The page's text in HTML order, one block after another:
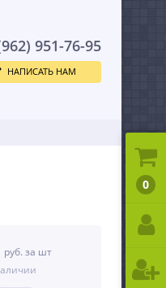
951-76-95
НАПИСАТЬ НАМ
руб. за шт
0